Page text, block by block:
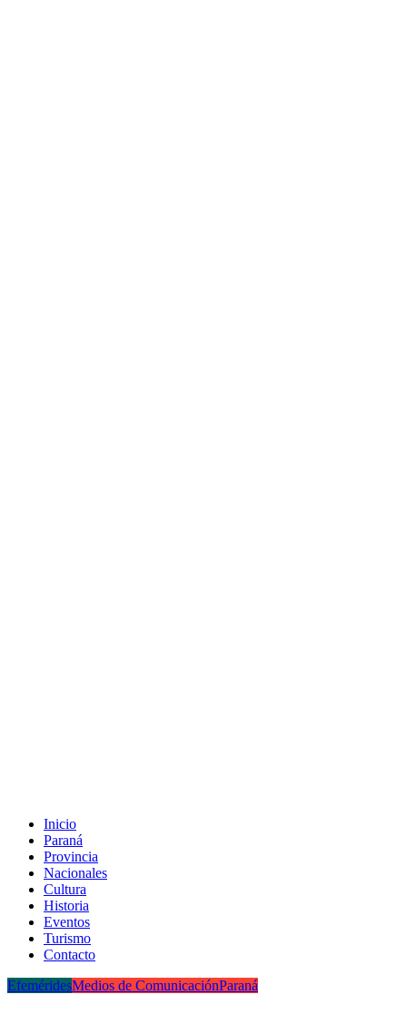
Inicio
Paraná
Provincia
Nacionales
Cultura
Historia
Eventos
Turismo
Contacto
EfeméridesMedios de ComunicaciónParaná